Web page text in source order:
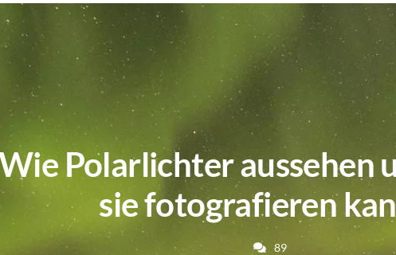
Polarlichter aussehen
sie fotografieren
89